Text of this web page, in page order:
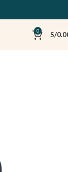
0 S/